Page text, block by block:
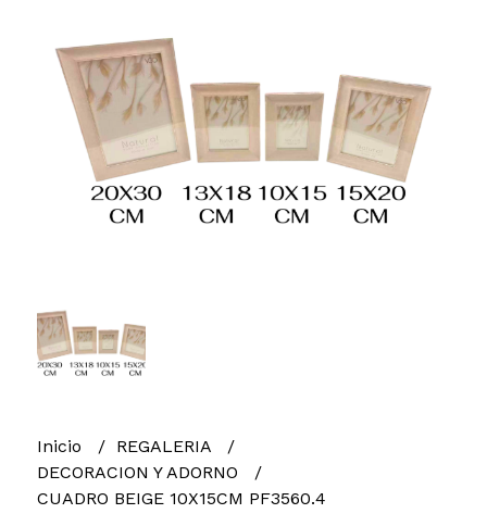
Inicio
REGALERIA
DECORACION Y ADORNO
CUADRO BEIGE 10X15CM PF3560.4